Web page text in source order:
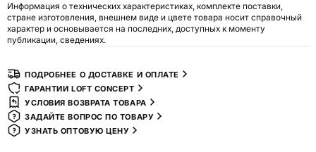
Информация о технических характеристиках, комплекте поставки,
стране изготовления, внешнем виде и цвете товара носит справочный
характер и основывается на последних, доступных к моменту
публикации, сведениях.
ПОДРОБНЕЕ О ДОСТАВКЕ И ОПЛАТЕ
ГАРАНТИИ LOFT CONCEPT
УСЛОВИЯ ВОЗВРАТА ТОВАРА
ЗАДАЙТЕ ВОПРОС ПО ТОВАРУ
УЗНАТЬ ОПТОВУЮ ЦЕНУ